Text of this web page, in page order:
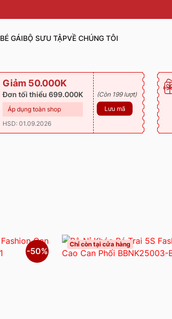
BÉ GÁIBỘ SƯU TẬPVỀ CHÚNG TÔI
Giảm 50.000K
Đơn tối thiểu 699.000K
Áp dụng toàn shop
HSD: 01.09.2026
(Còn 199 lượt)
Lưu mã
-50%
Chỉ còn tại cửa hàng